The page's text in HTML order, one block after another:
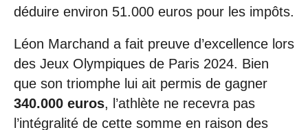
déduire environ 51.000 euros pour les impôts.
Léon Marchand a fait preuve d’excellence lors
des Jeux Olympiques de Paris 2024. Bien
que son triomphe lui ait permis de gagner
340.000 euros, l’athlète ne recevra pas
l’intégralité de cette somme en raison des